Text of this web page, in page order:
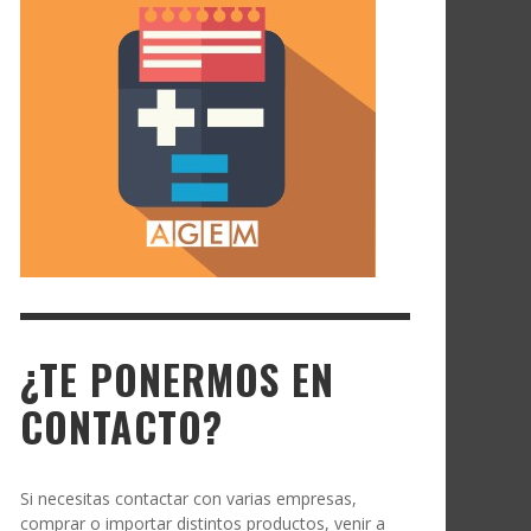
¿TE PONERMOS EN
CONTACTO?
Si necesitas contactar con varias empresas,
comprar o importar distintos productos, venir a